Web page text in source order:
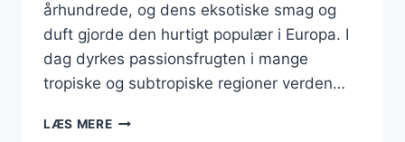
århundrede, og dens eksotiske smag og
duft gjorde den hurtigt populær i Europa. I
dag dyrkes passionsfrugten i mange
tropiske og subtropiske regioner verden…
LÆS MEREPASSIONSFRUGT